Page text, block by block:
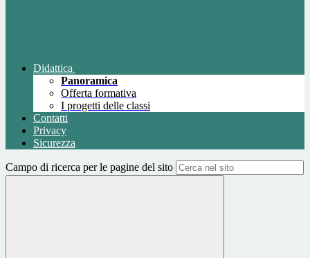
Didattica
Panoramica
Offerta formativa
I progetti delle classi
Contatti
Privacy
Sicurezza
Campo di ricerca per le pagine del sito